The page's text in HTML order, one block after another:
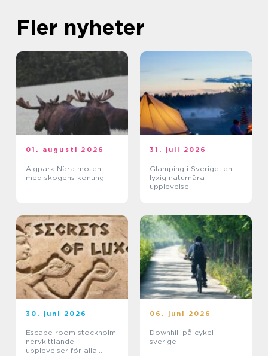
Fler nyheter
01. augusti 2026
Älgpark Nära möten
med skogens konung
31. juli 2026
Glamping i Sverige: en
lyxig naturnära
upplevelse
30. juni 2026
Escape room stockholm
nervkittlande
upplevelser för alla
06. juni 2026
Downhill på cykel i
sverige